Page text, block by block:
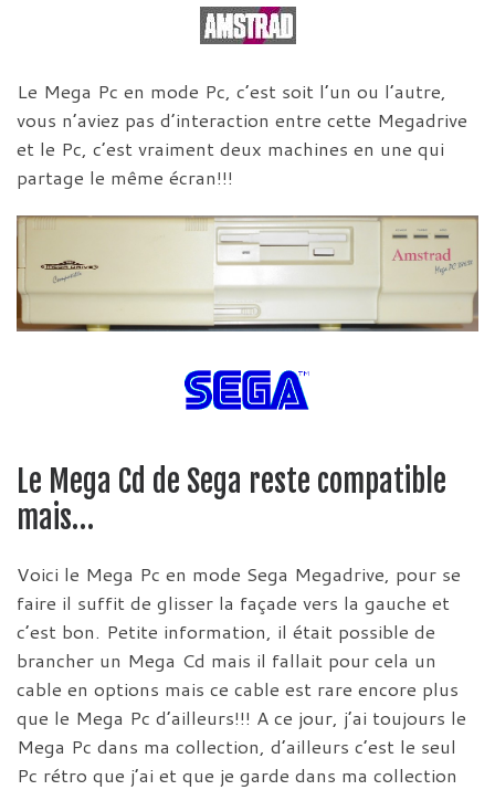
Le Mega Pc en mode Pc, c’est soit l’un ou l’autre,
vous n’aviez pas d’interaction entre cette Megadrive
et le Pc, c’est vraiment deux machines en une qui
partage le même écran!!!
Le Mega Cd de Sega reste compatible
mais…
Voici le Mega Pc en mode Sega Megadrive, pour se
faire il suffit de glisser la façade vers la gauche et
c’est bon. Petite information, il était possible de
brancher un Mega Cd mais il fallait pour cela un
cable en options mais ce cable est rare encore plus
que le Mega Pc d’ailleurs!!! A ce jour, j’ai toujours le
Mega Pc dans ma collection, d’ailleurs c’est le seul
Pc rétro que j’ai et que je garde dans ma collection